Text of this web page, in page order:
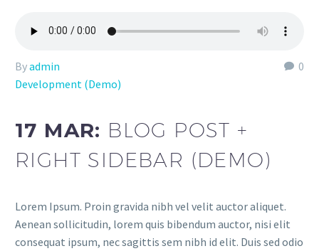
0
Byadmin
Development (Demo)
17 MAR: BLOG POST +
RIGHT SIDEBAR (DEMO)
Lorem Ipsum. Proin gravida nibh vel velit auctor aliquet.
Aenean sollicitudin, lorem quis bibendum auctor, nisi elit
consequat ipsum, nec sagittis sem nibh id elit. Duis sed odio